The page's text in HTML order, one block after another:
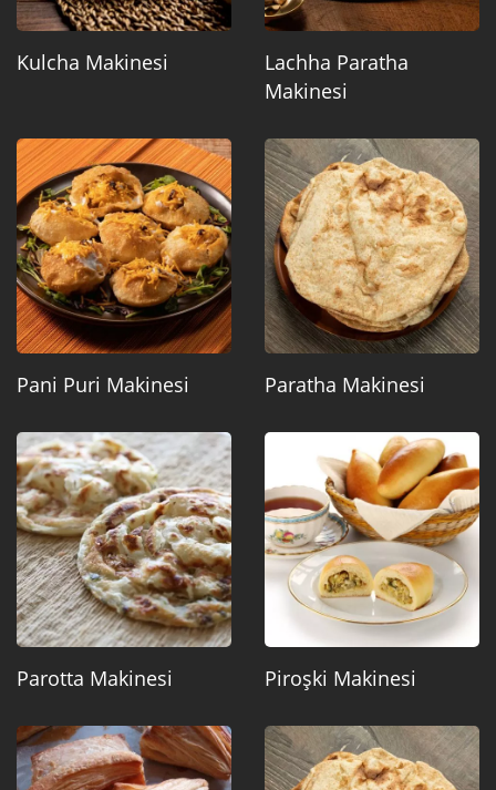
Kulcha Makinesi
Lachha Paratha
Makinesi
Pani Puri Makinesi Paratha Makinesi
Parotta Makinesi Piroşki Makinesi